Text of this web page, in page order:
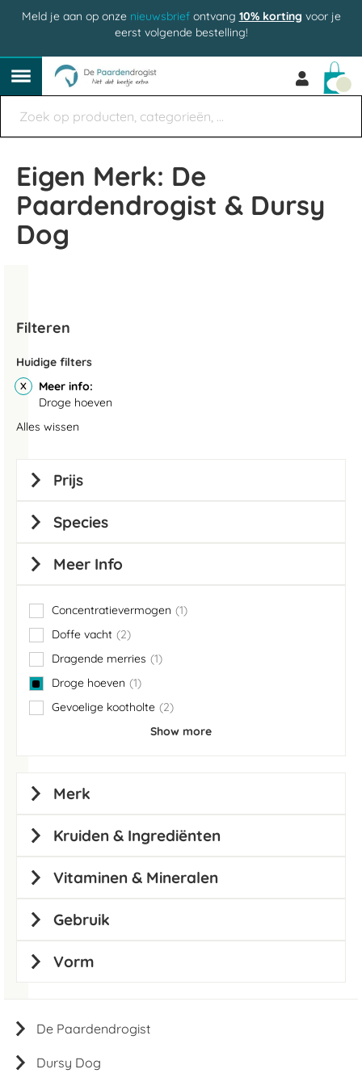
Meld je aan op onze nieuwsbriefontvang 10% korting voor je
eerst volgende bestelling!
Eigen Merk: De
Paardendrogist & Dursy
Dog
De Paardendrogist
Dursy Dog
Filteren
Huidige filters
Meer info
Droge hoeven
Alles wissen
Prijs
Species
Meer Info
Concentratievermogen 1
item
Doffe vacht
2
items
Dragende merries
1
item
Droge hoeven
1
item
Gevoelige kootholte
2
items
Show more
Merk
Kruiden & Ingrediënten
Vitaminen & Mineralen
Gebruik
Vorm